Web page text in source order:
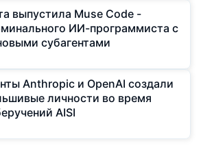
выпустила Muse Code -
ИИ-программиста с
субагентами
Anthropic и OpenAI создали
личности во время
AISI